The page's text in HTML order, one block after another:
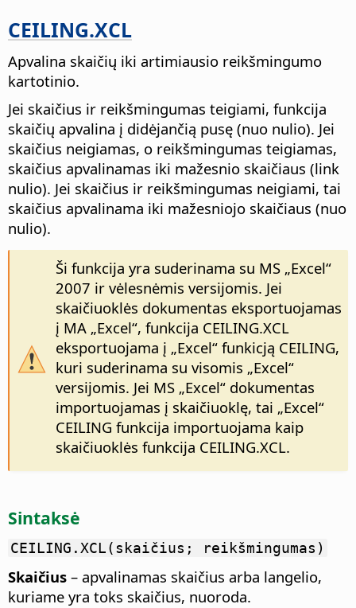
CEILING.XCL
Apvalina skaičių iki artimiausio reikšmingumo
kartotinio.
Jei skaičius ir reikšmingumas teigiami, funkcija
skaičių apvalina į didėjančią pusę (nuo nulio). Jei
skaičius neigiamas, o reikšmingumas teigiamas,
skaičius apvalinamas iki mažesnio skaičiaus (link
nulio). Jei skaičius ir reikšmingumas neigiami, tai
skaičius apvalinama iki mažesniojo skaičiaus (nuo
nulio).
Ši funkcija yra suderinama su MS „Excel“
2007 ir vėlesnėmis versijomis. Jei
skaičiuoklės dokumentas eksportuojamas
į MA „Excel“, funkcija CEILING.XCL
eksportuojama į „Excel“ funkicją CEILING,
kuri suderinama su visomis „Excel“
versijomis. Jei MS „Excel“ dokumentas
importuojamas į skaičiuoklę, tai „Excel“
CEILING funkcija importuojama kaip
skaičiuoklės funkcija CEILING.XCL.
Sintaksė
CEILING.XCL(skaičius; reikšmingumas)
Skaičius – apvalinamas skaičius arba langelio,
kuriame yra toks skaičius, nuoroda.